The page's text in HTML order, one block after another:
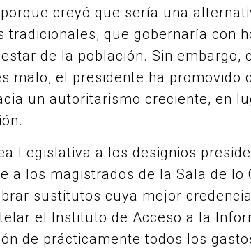
creyó que sería una
tradicionales, que gobernaría con
de la población. Sin embargo,
malo, el presidente ha promovido
un autoritarismo creciente, en
Legislativa a los designios
a los magistrados de la Sala de lo
sustitutos cuya mejor
el Instituto de Acceso a la
de prácticamente todos los